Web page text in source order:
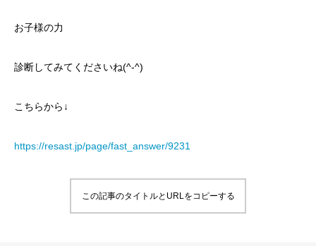
お子様の力
診断してみてくださいね(^-^)
こちらから↓
https://resast.jp/page/fast_answer/9231
この記事のタイトルとURLをコピーする